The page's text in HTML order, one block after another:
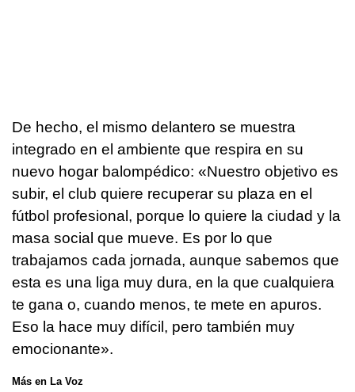
De hecho, el mismo delantero se muestra
integrado en el ambiente que respira en su
nuevo hogar balompédico: «Nuestro objetivo es
subir, el club quiere recuperar su plaza en el
fútbol profesional, porque lo quiere la ciudad y la
masa social que mueve. Es por lo que
trabajamos cada jornada, aunque sabemos que
esta es una liga muy dura, en la que cualquiera
te gana o, cuando menos, te mete en apuros.
Eso la hace muy difícil, pero también muy
emocionante».
Más en La Voz